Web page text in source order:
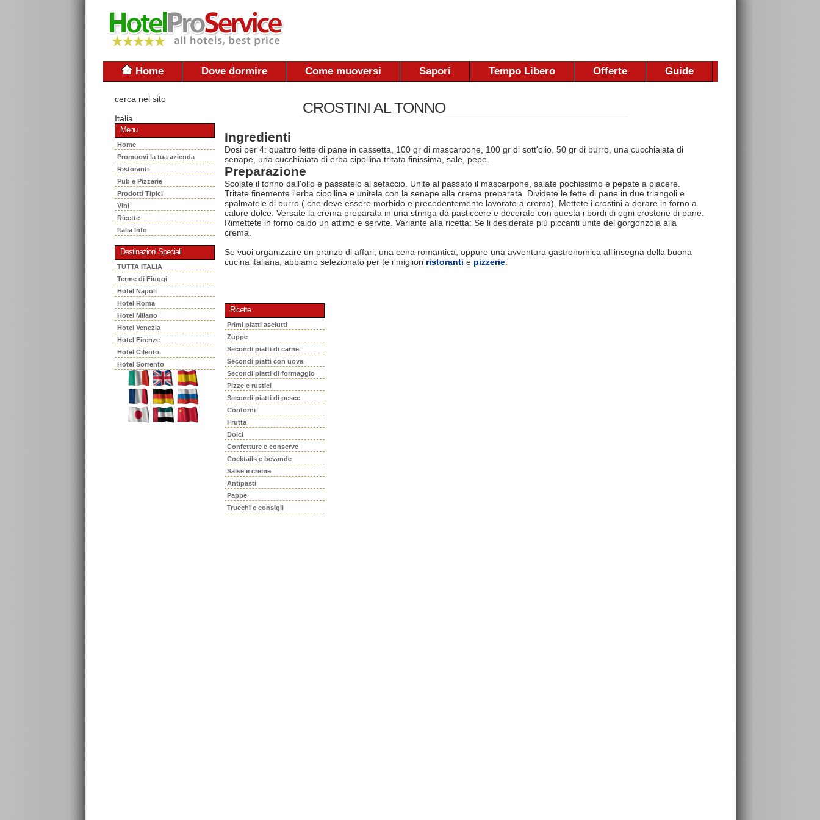
Home Dove dormire Come muoversi Sapori Tempo Libero Offerte Guide
cerca nel sito
Italia
Menu
Home
Promuovi la tua azienda
Ristoranti
Pub e Pizzerie
Prodotti Tipici
Vini
Ricette
Italia Info
Destinazioni Speciali
TUTTA ITALIA
Terme di Fiuggi
Hotel Napoli
Hotel Roma
Hotel Milano
Hotel Venezia
Hotel Firenze
Hotel Cilento
Hotel Sorrento
CROSTINI AL TONNO
Ingredienti
Dosi per 4: quattro fette di pane in cassetta, 100 gr di mascarpone, 100 gr di sott'olio, 50 gr di burro, una cucchiaiata di
senape, una cucchiaiata di erba cipollina tritata finissima, sale, pepe.
Preparazione
Scolate il tonno dall'olio e passatelo al setaccio. Unite al passato il mascarpone, salate pochissimo e pepate a piacere.
Tritate finemente l'erba cipollina e unitela con la senape alla crema preparata. Dividete le fette di pane in due triangoli e
spalmatele di burro ( che deve essere morbido e precedentemente lavorato a crema). Mettete i crostini a dorare in forno a
calore dolce. Versate la crema preparata in una stringa da pasticcere e decorate con questa i bordi di ogni crostone di pane.
Rimettete in forno caldo un attimo e servite. Variante alla ricetta: Se li desiderate più piccanti unite del gorgonzola alla
crema.
Se vuoi organizzare un pranzo di affari, una cena romantica, oppure una avventura gastronomica all'insegna della buona
cucina italiana, abbiamo selezionato per te i migliori ristoranti e pizzerie
Ricette
Primi piatti asciutti
Zuppe
Secondi piatti di carne
Secondi piatti con uova
Secondi piatti di formaggio
Pizze e rustici
Secondi piatti di pesce
Contorni
Frutta
Dolci
Confetture e conserve
Cocktails e bevande
Salse e creme
Antipasti
Pappe
Trucchi e consigli